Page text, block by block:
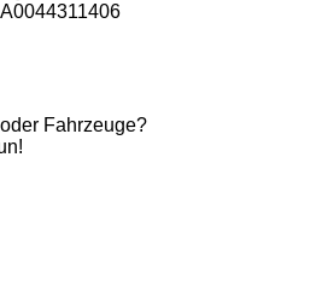
Fahrzeuge?